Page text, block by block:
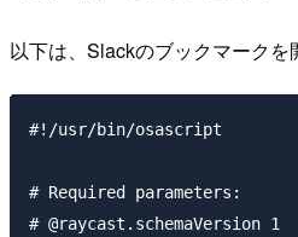
以下は、Slackのブックマークを
#!/usr/bin/osascript
# Required parameters:
# @raycast.schemaVersion 1